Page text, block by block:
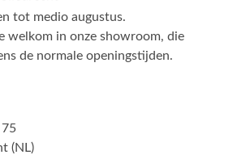
tot medio augustus.
welkom in onze showroom, die
de normale openingstijden.
75
(NL)